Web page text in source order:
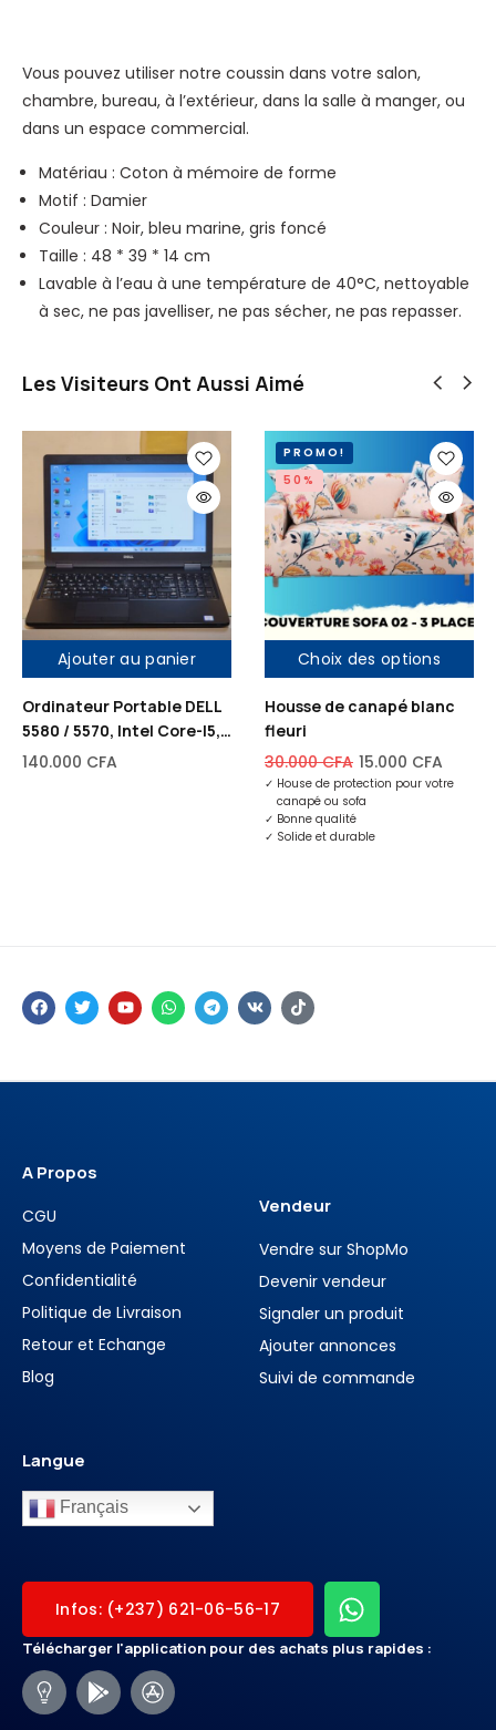
Vous pouvez utiliser notre coussin dans votre salon,
chambre, bureau, à l’extérieur, dans la salle à manger, ou
dans un espace commercial.
Matériau : Coton à mémoire de forme
Motif : Damier
Couleur : Noir, bleu marine, gris foncé
Taille : 48 * 39 * 14 cm
Lavable à l’eau à une température de 40°C, nettoyable
à sec, ne pas javelliser, ne pas sécher, ne pas repasser.
Les Visiteurs Ont Aussi Aimé
Ajouter au panier
Ordinateur Portable DELL
5580 / 5570, Intel Core-I5,
500Go Disque dur, 8Go de
140.000 CFA
Choix des options
PROMO!
50%
Housse de canapé blanc
fleuri
30.000CFA 15.000 CFA
✓ House de protection pour votre
canapé ou sofa
✓ Bonne qualité
✓ Solide et durable
A Propos
CGU
Moyens de Paiement
Confidentialité
Politique de Livraison
Retour et Echange
Blog
Vendeur
Vendre sur ShopMo
Devenir vendeur
Signaler un produit
Ajouter annonces
Suivi de commande
Langue
Français
Infos: (+237) 621-06-56-17
Télécharger l'application pour des achats plus rapides :